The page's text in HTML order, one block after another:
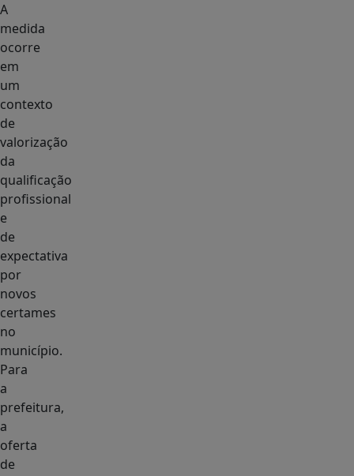
A
medida
ocorre
em
um
contexto
de
valorização
da
qualificação
profissional
e
de
expectativa
por
novos
certames
no
município.
Para
a
prefeitura,
a
oferta
de